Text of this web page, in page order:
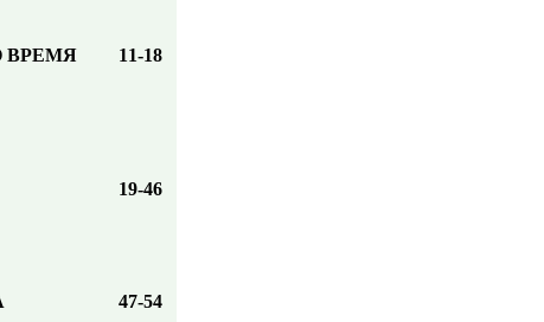
ВРЕМЯ
11-18
19-46
47-54